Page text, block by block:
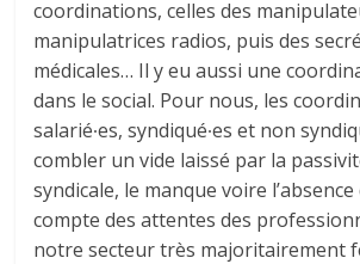
coordinations, celles des
manipulatrices radios, puis des
médicales… Il y eu aussi une
dans le social. Pour nous, les
salarié∙es, syndiqué∙es et non
combler un vide laissé par la
syndicale, le manque voire
compte des attentes des
notre secteur très majoritairement